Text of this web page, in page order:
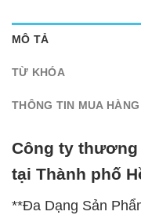
MÔ TẢ
TỪ KHÓA
THÔNG TIN MUA HÀNG
Công ty
tại Thành phố
**Đa Dạng Sản